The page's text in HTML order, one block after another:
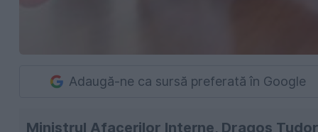
Adaugă-ne ca sursă preferată în Google
Ministrul Afacerilor Interne, Dragoş